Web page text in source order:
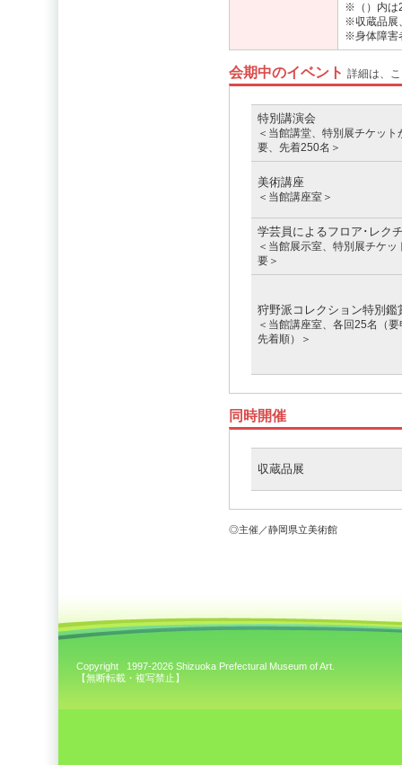
※（）内は
※収蔵品展
※身体障害
会期中のイベント 詳細は、
特別講演会
＜当館講堂、特別展チケット
要、先着250名＞
美術講座
＜当館講座室＞
学芸員によるフロア･レク
＜当館展示室、特別展チケッ
要＞
狩野派コレクション特別鑑
＜当館講座室、各回25名（要
先着順）＞
同時開催
収蔵品展
◎主催／静岡県立美術館
Copyright 1997-2026 Shizuoka Prefectural Museum of Art.
【無断転載・複写禁止】